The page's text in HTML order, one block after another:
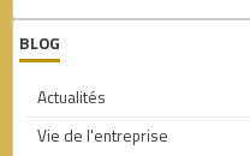
BLOG
Actualités
Vie de l'entreprise